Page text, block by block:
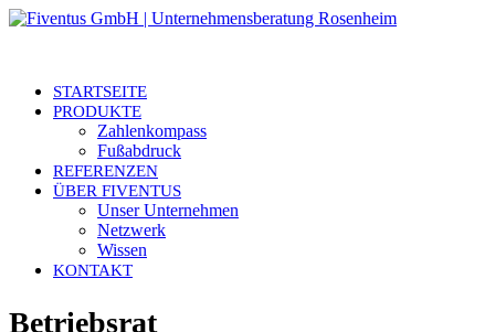
STARTSEITE
PRODUKTE
Zahlenkompass
Fußabdruck
REFERENZEN
ÜBER FIVENTUS
Unser Unternehmen
Netzwerk
Wissen
KONTAKT
Betriebsrat